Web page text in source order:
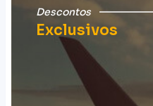
Descontos
Exclusivos